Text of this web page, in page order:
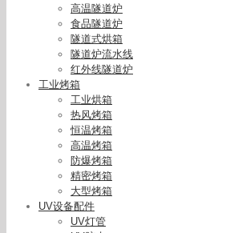
高温隧道炉
食品隧道炉
隧道式烘箱
隧道炉流水线
红外线隧道炉
工业烤箱
工业烘箱
热风烤箱
恒温烤箱
高温烤箱
防爆烤箱
精密烤箱
大型烤箱
UV设备配件
UV灯管